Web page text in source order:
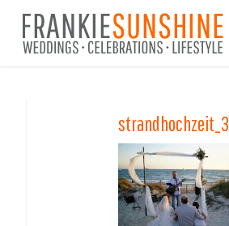
Skip
main
strandhochzeit_3